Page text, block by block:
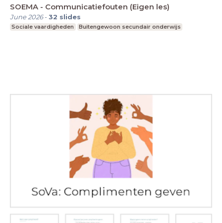
SOEMA - Communicatiefouten (Eigen les)
June 2026-32 slides
Sociale vaardigheden Buitengewoon secundair onderwijs